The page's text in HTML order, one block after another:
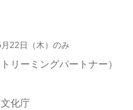
22日（木）のみ
ーミングパートナー）
化庁